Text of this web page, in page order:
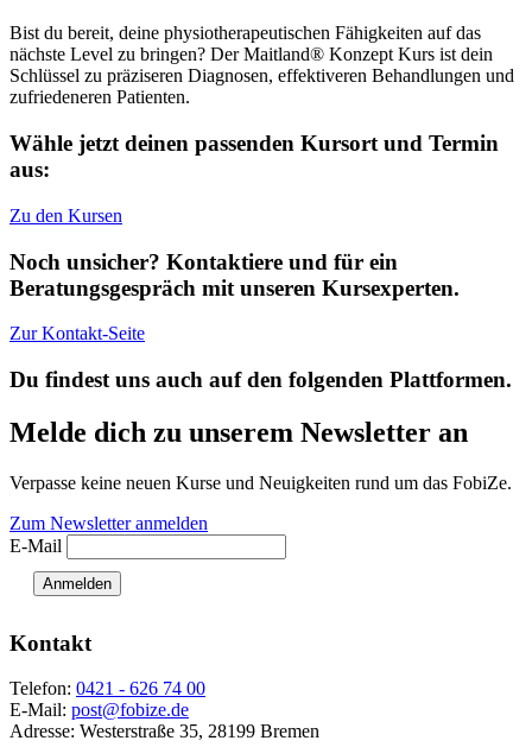
Bist du bereit, deine physiotherapeutischen Fähigkeiten auf das
nächste Level zu bringen? Der Maitland® Konzept Kurs ist dein
Schlüssel zu präziseren Diagnosen, effektiveren Behandlungen und
zufriedeneren Patienten.
Wähle jetzt deinen passenden Kursort und Termin
aus:
Zu den Kursen
Noch unsicher? Kontaktiere und für ein
Beratungsgespräch mit unseren Kursexperten.
Zur Kontakt-Seite
Du findest uns auch auf den folgenden Plattformen.
Melde dich zu unserem Newsletter an
Verpasse keine neuen Kurse und Neuigkeiten rund um das FobiZe.
Zum Newsletter anmelden
E-Mail
Anmelden
Kontakt
Telefon: 0421 - 626 74 00
E-Mail: post@fobize.de
Adresse: Westerstraße 35, 28199 Bremen